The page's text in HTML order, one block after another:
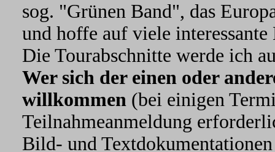
sog. "Grünen Band", das
und hoffe auf viele
Die Tourabschnitte werde ich
Wer sich der einen oder
willkommen (bei einigen
Teilnahmeanmeldung
Bild- und